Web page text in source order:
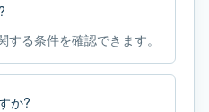
る条件を確認できます。
か?